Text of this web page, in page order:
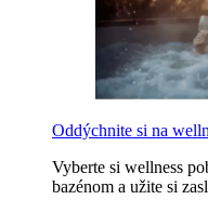
Oddýchnite si na
Vyberte si wellness
bazénom a užite si